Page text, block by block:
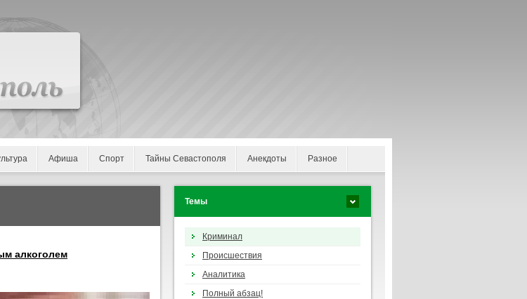
Афиша Спорт Тайны Севастополя Анекдоты Разное
алкоголем
Темы
Криминал
Происшествия
Аналитика
Полный абзац!